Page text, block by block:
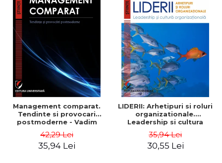
Management comparat.
Tendinte si provocari
postmoderne - Vadim
42,29 Lei
35,94 Lei
LIDERII: Arhetipuri si roluri
organizationale.
Leadership si cultura
Dumitrascu
35,94 Lei
30,55 Lei